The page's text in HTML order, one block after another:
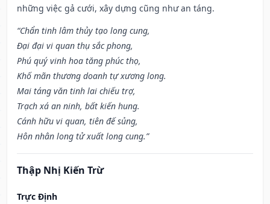
những việc gả cưới, xây dựng cũng như an táng.
“Chẩn tinh lâm thủy tạo long cung,
Đại đại vi quan thụ sắc phong,
Phú quý vinh hoa tăng phúc thọ,
Khố mãn thương doanh tự xương long.
Mai táng văn tinh lai chiếu trợ,
Trạch xá an ninh, bất kiến hung.
Cánh hữu vi quan, tiên đế sủng,
Hôn nhân long tử xuất long cung.”
Thập Nhị Kiến Trừ
Trực Định